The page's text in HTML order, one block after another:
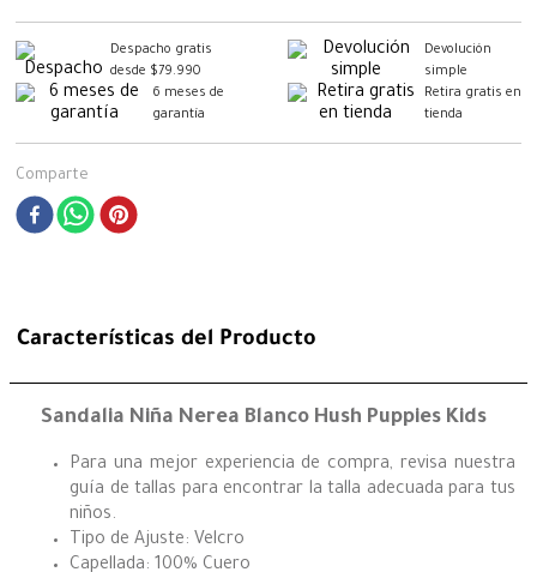
Despacho gratis
desde $79.990
Devolución
simple
6 meses de
garantía
Retira gratis en
tienda
Comparte
Características del Producto
Sandalia Niña Nerea Blanco Hush Puppies Kids
Para una mejor experiencia de compra, revisa nuestra
guía de tallas para encontrar la talla adecuada para tus
niños.
Tipo de Ajuste: Velcro
Capellada: 100% Cuero